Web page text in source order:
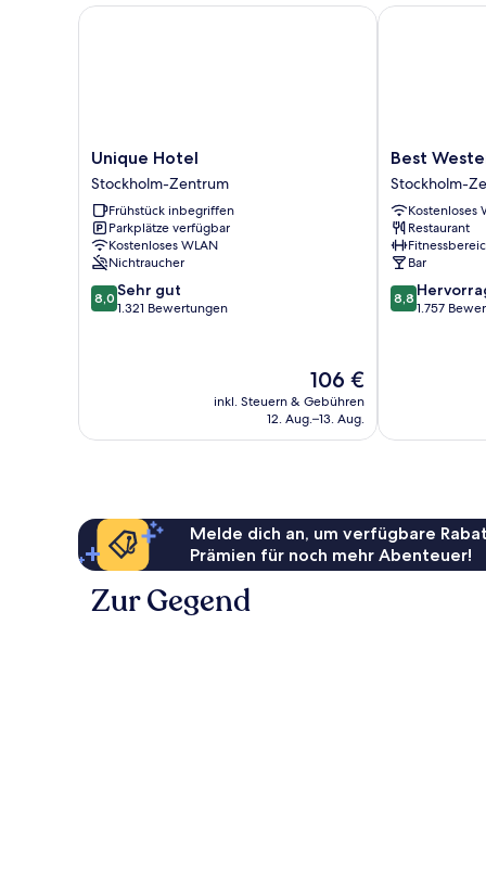
Sofabed)
Unique
Hotel
Stockholm-
Zentrum
Unique Hotel
Stockholm-Zentrum
Frühstück inbegriffen
Parkplätze verfügbar
Kostenloses WLAN
Nichtraucher
8.0
von
8,0 Sehr gut
1.321 Bewertungen
Der
Preis
beträgt
106 €
inkl. Steuern & Gebühren
12. Aug.–13. Aug.
Unique Hotel
Best
Western
and
hotel
Stockholm-
Zentrum
Best
Stockholm-
Kostenloses
Restaurant
Bar
8.8
von
8,8
1.757
Best Western
Melde dich an, um verfügbare
Prämien für noch mehr Abenteuer!
Zur Gegend